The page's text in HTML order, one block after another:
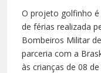
O projeto golfinho
de férias realizada
Bombeiros Militar
parceria com a
às crianças de 08